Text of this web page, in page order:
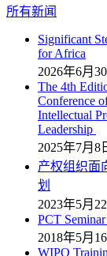
所有新闻
Significant
for Africa
2026年6月
The 4th
Conference
Intellectual
Leadership
2025年7月8
产权组织面
划
2023年5月
PCT
2018年5月
WIPO